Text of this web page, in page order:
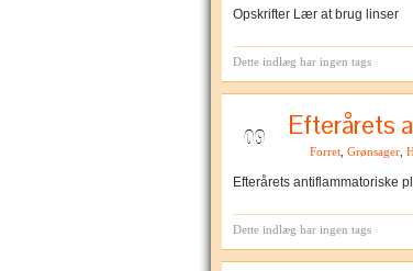
Opskrifter Lær at brug linser
Dette indlæg har ingen tags
09 Efterårets
Forret Grønsager
Efterårets antiflammatoriske
Dette indlæg har ingen tags